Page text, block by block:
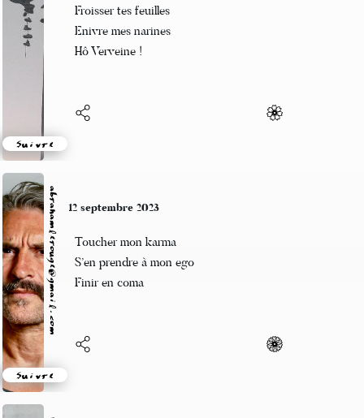
Suivre
Revenons au doigt
Celui qui dicte la loi
Au nom de la foie
Naga
Suivre
9 septembre 2023
Poussières d'ennui
Les ombres pâles rasent
La rue macadam